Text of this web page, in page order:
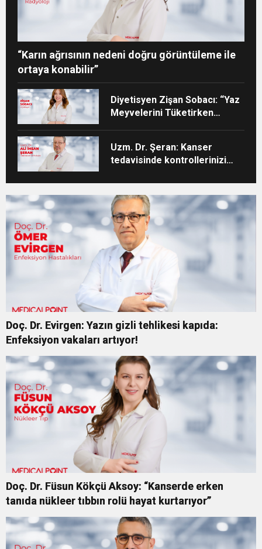
“Karın ağrısının nedeni doğru görüntüleme ile
ortaya konabilir”
Diyetisyen Zişan Sobacı: “Yaz
Meyvelerini Tüketirken
Uzm. Dr. Şeran: Kanser
tedavisinde kontrollerinizi
Doç. Dr. Evirgen: Yazın gizli tehlikesi kapıda:
Enfeksiyon vakaları artıyor!
Doç. Dr. Füsun Kökçü Aksoy: “Kanserde erken
tanıda nükleer tıbbın rolü hayat kurtarıyor”